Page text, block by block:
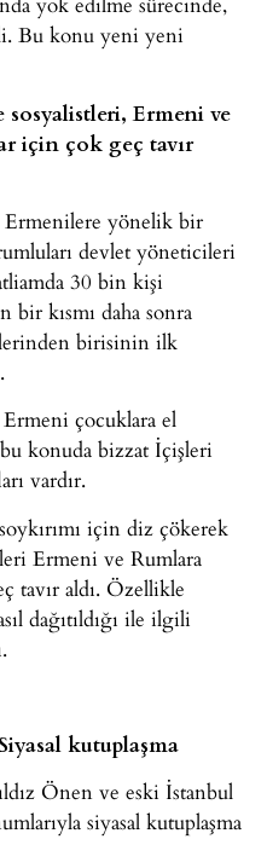
Bu konu yeni yeni
Ermeni ve
için çok geç tavır
Ermenilere yönelik bir
devlet yöneticileri
30 bin kişi
bir kısmı daha sonra
birisinin ilk
Ermeni çocuklara el
konuda bizzat İçişleri
vardır.
için diz çökerek
Ermeni ve Rumlara
tavır aldı. Özellikle
dağıtıldığı ile ilgili
kutuplaşma
Önen ve eski İstanbul
siyasal kutuplaşma